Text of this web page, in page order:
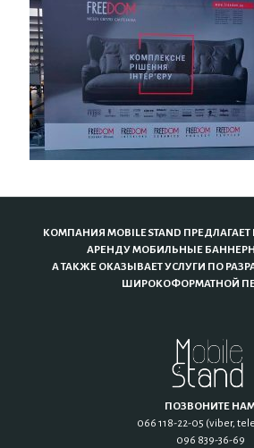
КОМПАНИЯ MOBILE STAND
АРЕНДУ МОБИЛЬНЫЕ
А ТАКЖЕ ОКАЗЫВАЕТ УСЛУГИ ПО
ШИРОКОФОРМАТНОЙ
ПОЗВОНИТЕ
066 118-22-05 (viber,
096 839-36-69